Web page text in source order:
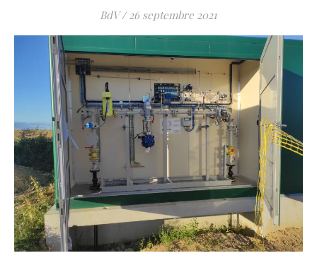
BdV / 26 septembre 2021